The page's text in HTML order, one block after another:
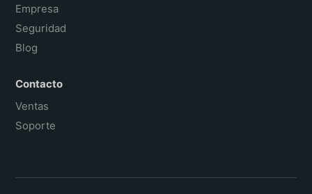
Empresa
Seguridad
Blog
Contacto
Ventas
Soporte